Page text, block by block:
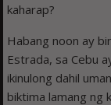
kaharap?
Habang noon ay
Estrada, sa Cebu
ikinulong dahil
biktima lamang ng